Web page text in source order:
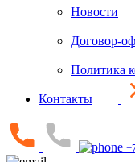
Новости
Договор-
Политика
Контакты